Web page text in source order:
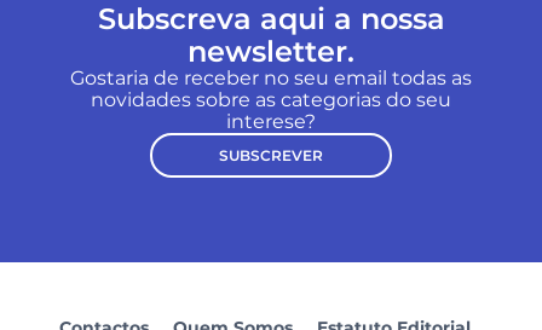
Subscreva aqui a nossa
newsletter.
Gostaria de receber no seu email todas as
novidades sobre as categorias do seu
interese?
SUBSCREVER